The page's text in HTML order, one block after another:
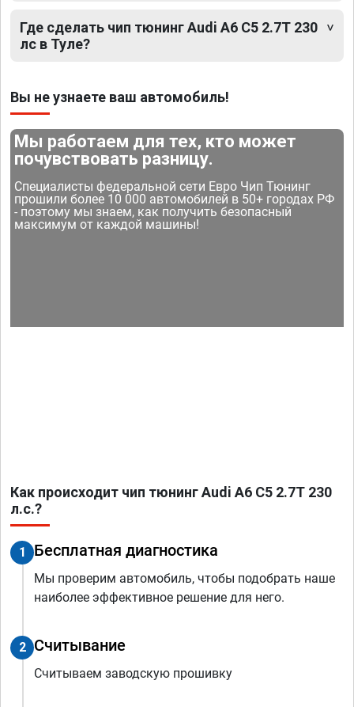
Где сделать чип тюнинг Audi A6 C5 2.7T 230
лс в Туле?
Вы не узнаете ваш автомобиль!
Мы работаем для тех, кто может
почувствовать разницу.
Специалисты федеральной сети Евро Чип Тюнинг
прошили более 10 000 автомобилей в 50+ городах РФ
- поэтому мы знаем, как получить безопасный
максимум от каждой машины!
Как происходит чип тюнинг Audi A6 C5 2.7T 230
л.с.?
1 Бесплатная диагностика
Мы проверим автомобиль, чтобы подобрать наше
наиболее эффективное решение для него.
2 Считывание
Считываем заводскую прошивку